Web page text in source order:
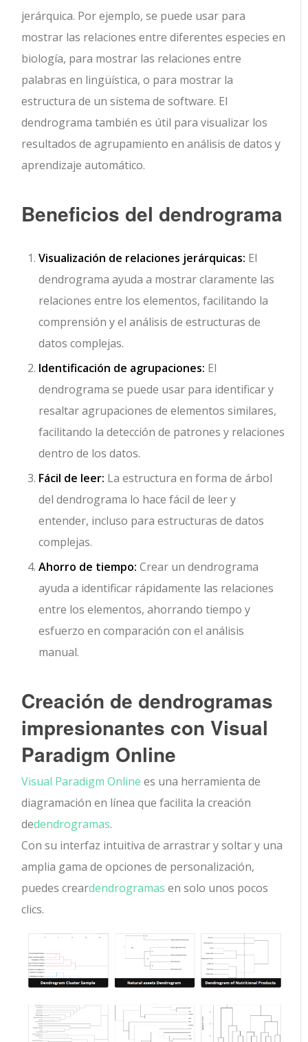
jerárquica. Por ejemplo, se puede usar para
mostrar las relaciones entre diferentes especies en
biología, para mostrar las relaciones entre
palabras en lingüística, o para mostrar la
estructura de un sistema de software. El
dendrograma también es útil para visualizar los
resultados de agrupamiento en análisis de datos y
aprendizaje automático.
Beneficios del dendrograma
Visualización de relaciones jerárquicas: El
dendrograma ayuda a mostrar claramente las
relaciones entre los elementos, facilitando la
comprensión y el análisis de estructuras de
datos complejas.
Identificación de agrupaciones: El
dendrograma se puede usar para identificar y
resaltar agrupaciones de elementos similares,
facilitando la detección de patrones y relaciones
dentro de los datos.
Fácil de leer: La estructura en forma de árbol
del dendrograma lo hace fácil de leer y
entender, incluso para estructuras de datos
complejas.
Ahorro de tiempo: Crear un dendrograma
ayuda a identificar rápidamente las relaciones
entre los elementos, ahorrando tiempo y
esfuerzo en comparación con el análisis
manual.
Creación de dendrogramas
impresionantes con Visual
Paradigm Online
Visual Paradigm Online es una herramienta de
diagramación en línea que facilita la creación
dedendrogramas.
Con su interfaz intuitiva de arrastrar y soltar y una
amplia gama de opciones de personalización,
puedes creardendrogramas en solo unos pocos
clics.